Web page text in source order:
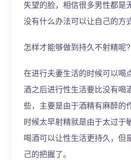
失望的脸，相信很多男性都是
没有什么办法可以让自己的方
怎样才能够做到持久不射精呢?
在进行夫妻生活的时候可以喝
酒之后进行性生活要比没有喝
些，主要是由于酒精有麻醉的
时候太早射精就是由于太过于
喝酒可以让性生活更持久，但
己的把握了。